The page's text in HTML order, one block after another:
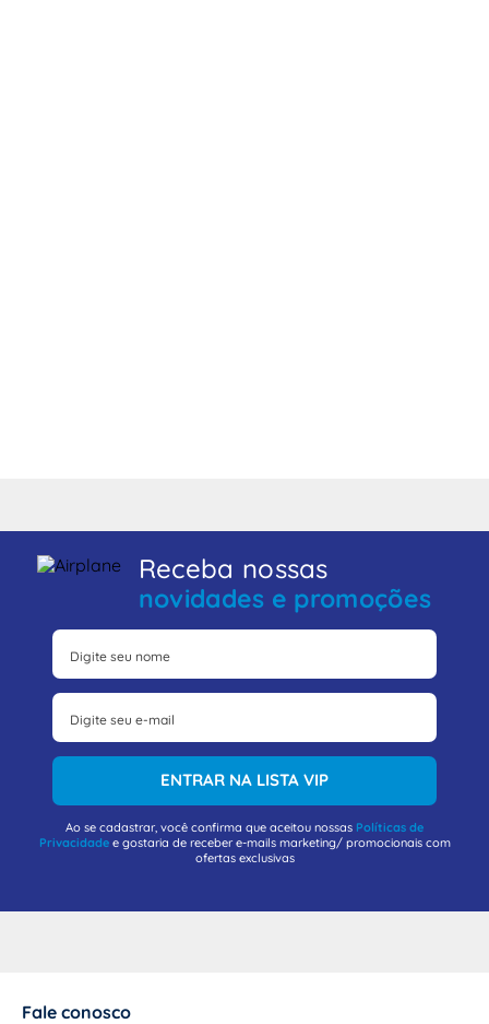
Receba nossas
novidades e promoções
ENTRAR NA LISTA VIP
Ao se cadastrar, você confirma que aceitou nossas Políticas de
Privacidadee gostaria de receber e-mails marketing/ promocionais com
ofertas exclusivas
Fale conosco